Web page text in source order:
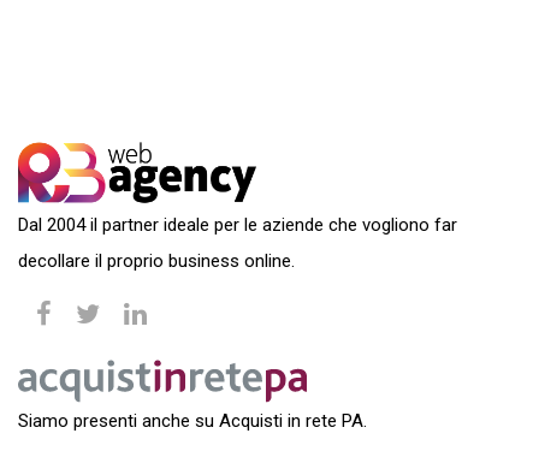
Dal 2004 il partner ideale per le aziende che vogliono far
decollare il proprio business online.
Siamo presenti anche su Acquisti in rete PA.